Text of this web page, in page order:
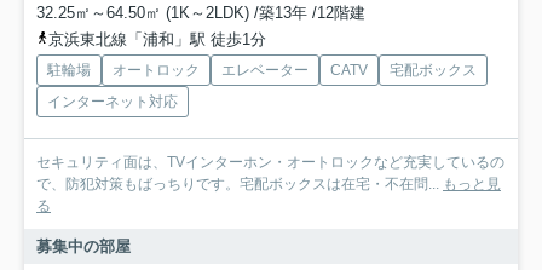
32.25㎡～64.50㎡ (1K～2LDK) /築13年 /12階建
京浜東北線「浦和」駅 徒歩1分
駐輪場 オートロック エレベーター CATV
宅配ボックス
インターネット対応
セキュリティ面は、TVインターホン・オートロックなど充実しているの
で、防犯対策もばっちりです。宅配ボックスは在宅・不在問...
もっと見
る
募集中の部屋